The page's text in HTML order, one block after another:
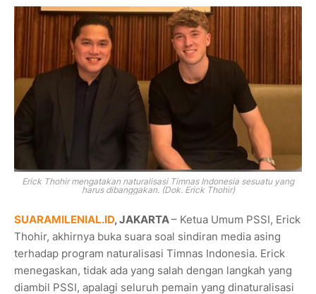
Erick Thohir mengatakan naturalisasi Timnas Indonesia sesuatu yang
harus dibanggakan. (Dok. Erick Thohir)
SUARAMILENIAL.ID, JAKARTA– Ketua Umum PSSI, Erick
Thohir, akhirnya buka suara soal sindiran media asing
terhadap program naturalisasi Timnas Indonesia. Erick
menegaskan, tidak ada yang salah dengan langkah yang
diambil PSSI, apalagi seluruh pemain yang dinaturalisasi